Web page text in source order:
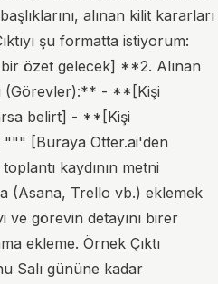
alınan kilit kararları
şu formatta istiyorum:
özet gelecek] **2. Alınan
(Görevler):** - **[Kişi
belirt] - **[Kişi
""" [Buraya Otter.ai'den
kaydının metni
(Asana, Trello vb.) eklemek
görevin detayını birer
ekleme. Örnek Çıktı
Salı gününe kadar